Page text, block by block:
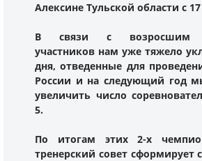
Алексине Тульской области с
В связи с возросшим
участников нам уже тяжело
дня, отведенные для
России и на следующий год
увеличить число
5.
По итогам этих 2-х
тренерский совет сформирует